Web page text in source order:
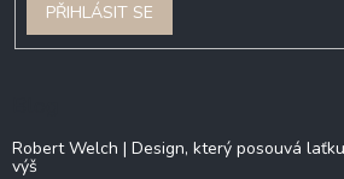
PŘIHLÁSIT SE
Robert Welch | Design, který posouvá laťku
výš